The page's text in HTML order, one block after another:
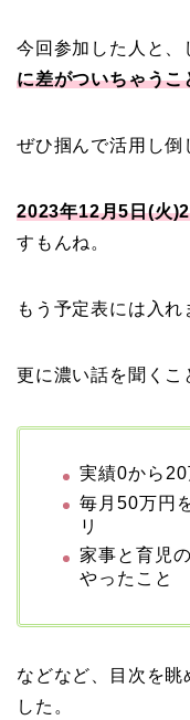
今回参加した人と
に差がついちゃうこ
ぜひ掴んで活用し倒
2023年12月5日(火
すもんね。
もう予定表には入れ
更に濃い話を聞くこ
実績0から
毎月50万円
リ
家事と育児
やったこと
などなど、目次を眺
した。